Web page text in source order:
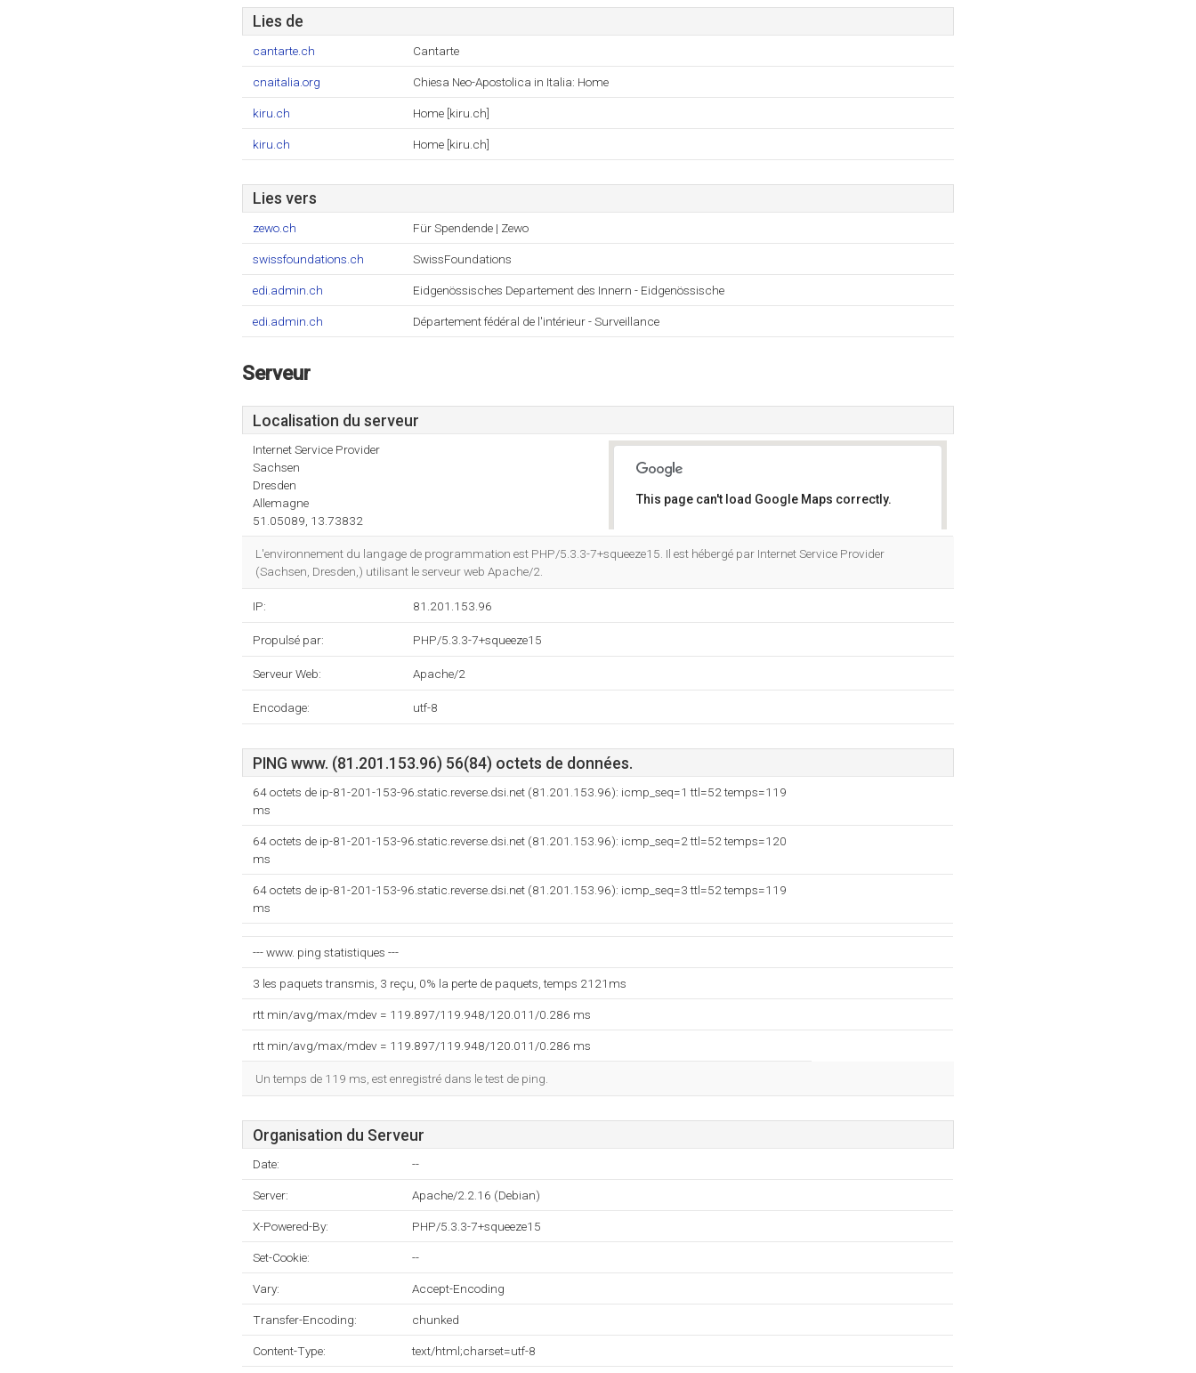
Lies de
cantarte.ch Cantarte
cnaitalia.org Chiesa Neo-Apostolica in Italia: Home
kiru.ch Home [kiru.ch]
kiru.ch Home [kiru.ch]
Lies vers
zewo.ch Für Spendende | Zewo
swissfoundations.ch SwissFoundations
edi.admin.ch Eidgenössisches Departement des Innern - Eidgenössische
edi.admin.ch Département fédéral de l'intérieur - Surveillance
Serveur
Localisation du serveur
Internet Service Provider
Sachsen
Dresden
Allemagne
51.05089, 13.73832
This page can't load Google Maps correctly.
L'environnement du langage de programmation est PHP/5.3.3-7+squeeze15. Il est hébergé par Internet Service Provider
(Sachsen, Dresden,) utilisant le serveur web Apache/2.
IP: 81.201.153.96
Propulsé par: PHP/5.3.3-7+squeeze15
Serveur Web: Apache/2
Encodage: utf-8
PING www. (81.201.153.96) 56(84) octets de données.
64 octets de ip-81-201-153-96.static.reverse.dsi.net (81.201.153.96): icmp_seq=1 ttl=52 temps=119
ms
64 octets de ip-81-201-153-96.static.reverse.dsi.net (81.201.153.96): icmp_seq=2 ttl=52 temps=120
ms
64 octets de ip-81-201-153-96.static.reverse.dsi.net (81.201.153.96): icmp_seq=3 ttl=52 temps=119
ms
--- www. ping statistiques ---
3 les paquets transmis, 3 reçu, 0% la perte de paquets, temps 2121ms
rtt min/avg/max/mdev = 119.897/119.948/120.011/0.286 ms
rtt min/avg/max/mdev = 119.897/119.948/120.011/0.286 ms
Un temps de 119 ms, est enregistré dans le test de ping.
Organisation du Serveur
Date: --
Server: Apache/2.2.16 (Debian)
X-Powered-By: PHP/5.3.3-7+squeeze15
Set-Cookie: --
Vary: Accept-Encoding
Transfer-Encoding: chunked
Content-Type: text/html;charset=utf-8